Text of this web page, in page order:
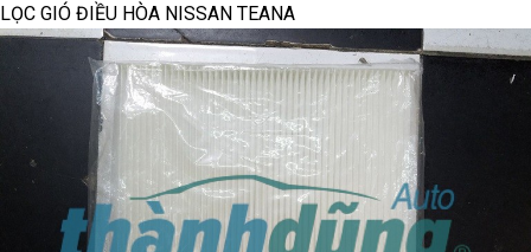
LỌC GIÓ ĐIỀU HÒA NISSAN TEANA